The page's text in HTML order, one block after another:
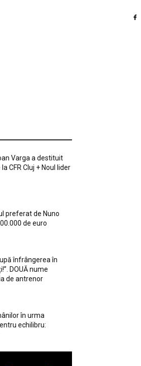
Varga a destituit
CFR Cluj + Noul lider
preferat de Nuno
de euro
înfrângerea în
DOUĂ nume
de antrenor
în urma
echilibru: